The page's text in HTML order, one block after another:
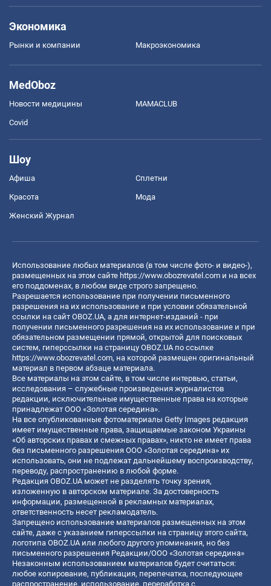
Экономика
Рынки и компании Mакроэкономика
MedOboz
Новости медицины MAMACLUB
Covid
Шоу
Афиша Сплетни
Красота Мода
Женский Журнал
Использование любых материалов (в том числе фото- и видео-),
размещенных на этом сайте https://www.obozrevatel.com и на всех
его поддоменах, в любом виде строго запрещено.
Разрешается использование при получении письменного
разрешения на их использование и при условии обязательной
ссылки на сайт OBOZ.UA, а для интернет-изданий - при
получении письменного разрешения на их использование и при
обязательном размещении прямой, открытой для поисковых
систем, гиперссылки на страницу OBOZ.UA по ссылке
https://www.obozrevatel.com, на которой размещен оригинальный
материал в первом абзаце материала.
Все материалы на этом сайте, в том числе интервью, статьи,
исследования – служебные произведения журналистов
редакции, исключительные имущественные права на которые
принадлежат ООО «Золотая середина».
На все опубликованные фотоматериалы Getty Images редакция
имеет имущественные права, защищаемые законом Украины
«Об авторских правах и смежных правах», никто не имеет права
без письменного разрешения ООО «Золотая середина» их
использовать, они не подлежат дальнейшему воспроизводству,
переводу, распространению в любой форме.
Редакция OBOZ.UA может не разделять точку зрения,
изложенную в авторском материале. За достоверность
информации, размещенной в рекламных материалах,
ответственность несет рекламодатель.
Запрещено использование материалов размещенных на этом
сайте, даже с указанием гиперссылки на страницу этого сайта,
логотипа OBOZ.UA или любого другого упоминания, но без
письменного разрешения Редакции/ООО «Золотая середина»
Незаконным использованием материалов будет считаться:
любое копирование, публикация, перепечатка, последующее
распространение, использование, переработка с